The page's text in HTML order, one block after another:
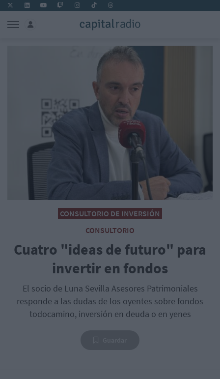
CONSULTORIO DE INVERSIÓN
CONSULTORIO
Cuatro "ideas de futuro" para
invertir en fondos
El socio de Luna Sevilla Asesores Patrimoniales
responde a las dudas de los oyentes sobre fondos
todocamino, inversión en deuda o en yenes